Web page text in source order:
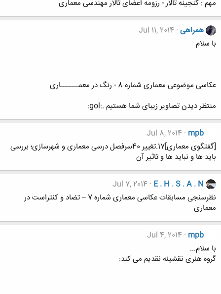
مهم : گنجینه تالار - رزومه اعضای تالار مهندسی معماری
همراهی Jul 11, 2014
با سلام
عکاسی موضوعی معماری شماره 8 - رنگ در معمــــــاری
منتظر دیدن تصاویر زیبای شما هستیم .:gol:
mpb
Jul 8, 2014
[گفتگوی معماری]17.تغییر 40سرفصل درسی معماری و شهرسازی؛ بررسی
باید ها و نباید ها و تاثیر آن
E . H . S . A . N
Jul 7, 2014
نظرسنجی مسابقات عکاسی معماری شماره 7 – تضاد و کنتراست در
معماری
mpb
Jul 4, 2014
با سلام...
گروه هنری نقشینه نقدیم می کند: